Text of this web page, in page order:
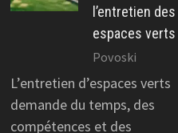
l’entretien des
espaces verts
Povoski
L’entretien d’espaces verts
demande du temps, des
compétences et des